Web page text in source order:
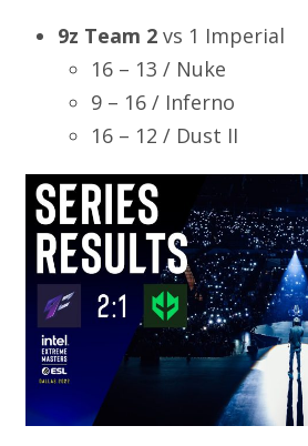
9z Team 2 vs 1 Imperial
16 – 13 / Nuke
9 – 16 / Inferno
16 – 12 / Dust II